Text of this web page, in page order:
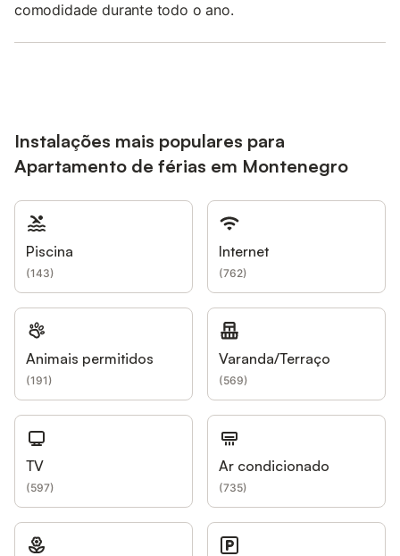
comodidade durante todo o ano.
Instalações mais populares para
Apartamento de férias em Montenegro
Piscina
(143)
Internet
(762)
Animais permitidos
(191)
Varanda/Terraço
(569)
TV
(597)
Ar condicionado
(735)